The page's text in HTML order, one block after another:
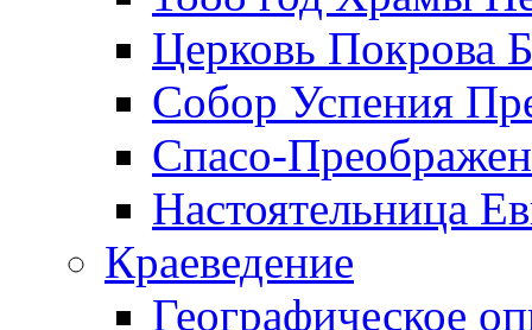
Церковь Покрова
Собор Успения
Спасо-
Настоятельница
Краеведение
Географическое